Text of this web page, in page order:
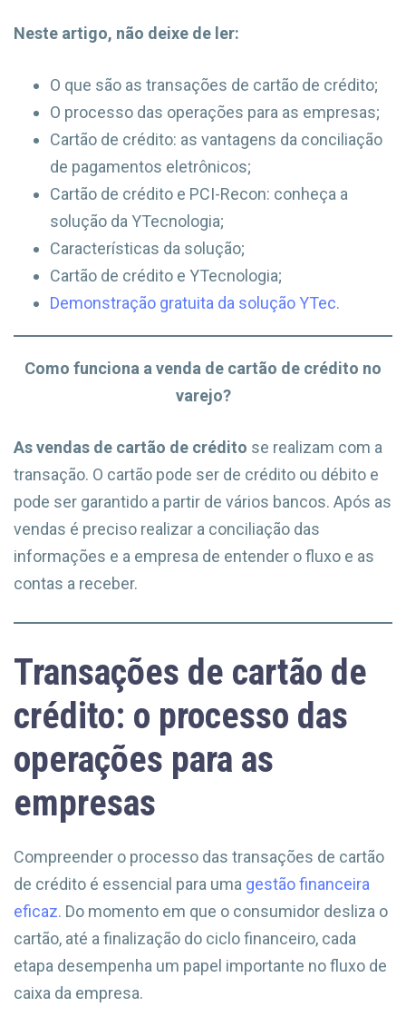
Neste artigo, não deixe de ler:
O que são as transações de cartão de crédito;
O processo das operações para as empresas;
Cartão de crédito: as vantagens da conciliação
de pagamentos eletrônicos;
Cartão de crédito e PCI-Recon: conheça a
solução da YTecnologia;
Características da solução;
Cartão de crédito e YTecnologia;
Demonstração gratuita da solução YTec.
Como funciona a venda de cartão de crédito no
varejo?
As vendas de cartão de crédito se realizam com a
transação. O cartão pode ser de crédito ou débito e
pode ser garantido a partir de vários bancos. Após as
vendas é preciso realizar a conciliação das
informações e a empresa de entender o fluxo e as
contas a receber.
Transações de cartão de
crédito: o processo das
operações para as
empresas
Compreender o processo das transações de cartão
de crédito é essencial para uma gestão financeira
eficaz. Do momento em que o consumidor desliza o
cartão, até a finalização do ciclo financeiro, cada
etapa desempenha um papel importante no fluxo de
caixa da empresa.